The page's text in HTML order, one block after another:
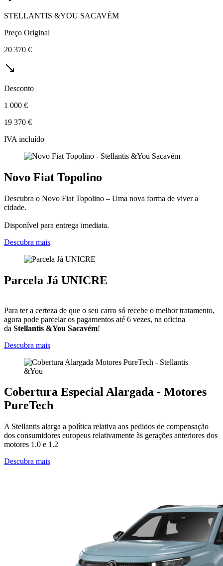
STELLANTIS &YOU SACAVÉM
Preço Original
20 370 €
Desconto
1 000 €
19 370 €
IVA incluído
Novo Fiat Topolino
Descubra o Novo Fiat Topolino – Uma nova forma de viver a
cidade.
Disponível para entrega imediata.
Descubra mais
Parcela Já UNICRE
Para ter a certeza de que o seu carro só recebe o melhor tratamento,
agora pode parcelar os pagamentos até 6 vezes, na oficina
da Stellantis &You Sacavém!
Descubra mais
Cobertura Especial Alargada - Motores
PureTech
A Stellantis alarga a política relativa aos pedidos de compensação
dos consumidores europeus relativamente às gerações anteriores dos
motores 1.0 e 1.2
Descubra mais